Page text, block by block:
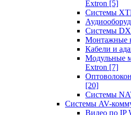
Extron [5]
Системы
Системы
Монтажные
Кабели и
Модульные
Extron [7]
[20]
Системы
Системы AV-
Видео по IP